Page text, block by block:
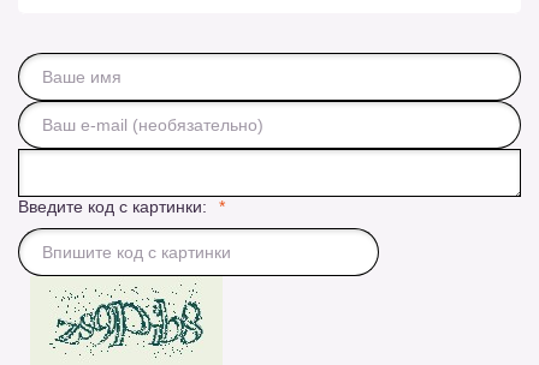
Введите код с картинки: